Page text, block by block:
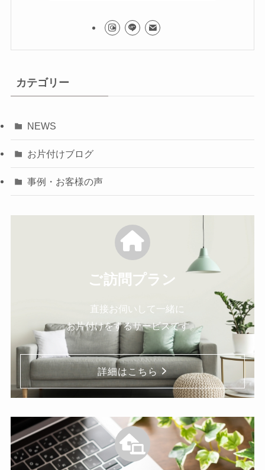
カテゴリー
NEWS
お片付けブログ
事例・お客様の声
ご訪問プラン
直接お伺いして一緒に
お片付けをするサービスです。
詳細はこちら